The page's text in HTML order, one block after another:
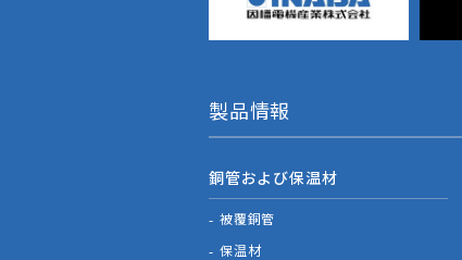
製品情報
銅管および保温材
被覆銅管
保温材